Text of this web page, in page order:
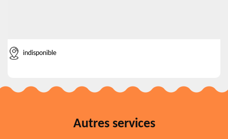
indisponible
Autres services